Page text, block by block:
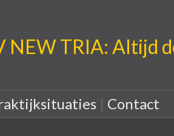
NEW TRIA: Altijd
| Contact